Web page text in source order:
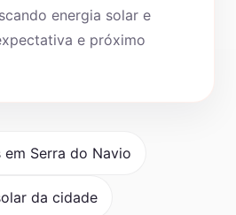
energia solar e
e próximo
Serra do Navio
da cidade